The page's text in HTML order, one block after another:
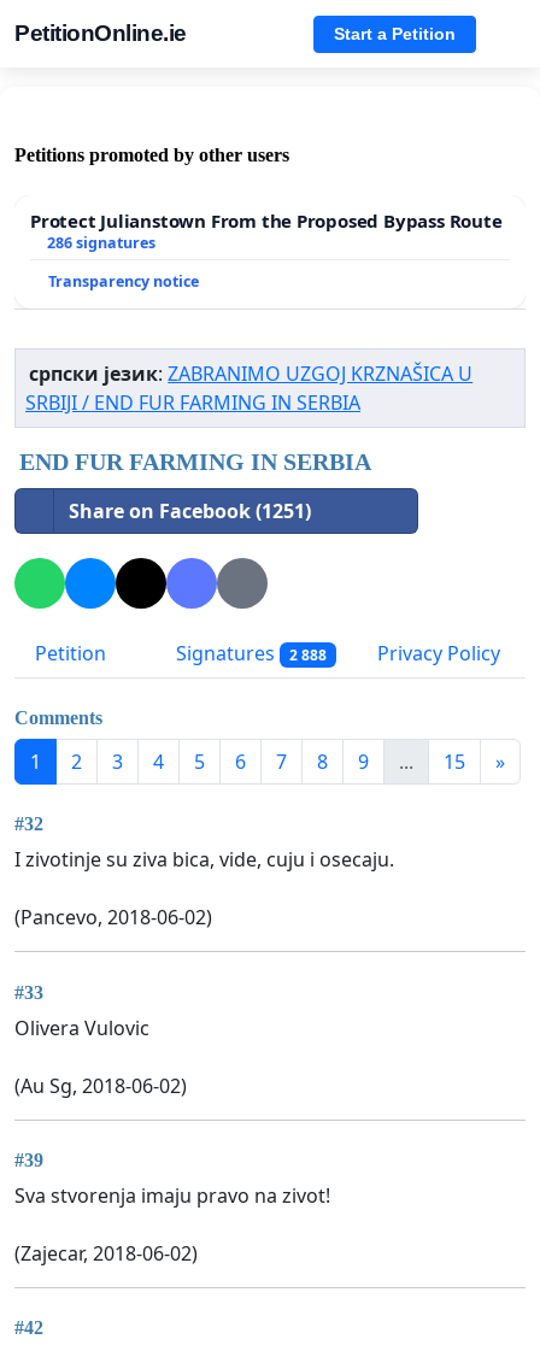
PetitionOnline.ie Start a Petition
Petitions promoted by other users
Protect Julianstown From the Proposed Bypass Route
286 signatures
Transparency notice
српски језик:ZABRANIMO UZGOJ KRZNAŠICA U
SRBIJI / END FUR FARMING IN SERBIA
END FUR FARMING IN SERBIA
Share on Facebook (1251)
Petition Signatures 2 888 Privacy Policy
Comments
1 2 3 4 5 6 7 8 9 ... 15 »
#32
I zivotinje su ziva bica, vide, cuju i osecaju.
(Pancevo, 2018-06-02)
#33
Olivera Vulovic
(Au Sg, 2018-06-02)
#39
Sva stvorenja imaju pravo na zivot!
(Zajecar, 2018-06-02)
#42